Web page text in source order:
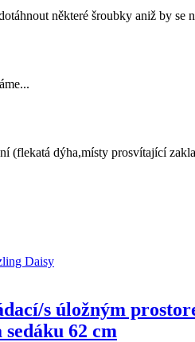
některé šroubky aniž by se
(flekatá dýha,místy prosvítající
s úložným
62 cm